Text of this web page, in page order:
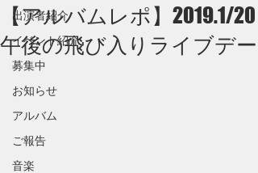
出演者紹介
イベント紹介
募集中
お知らせ
アルバム
ご報告
音楽
【アルバムレポ】2019.1/20
午後の飛び入りライブデー